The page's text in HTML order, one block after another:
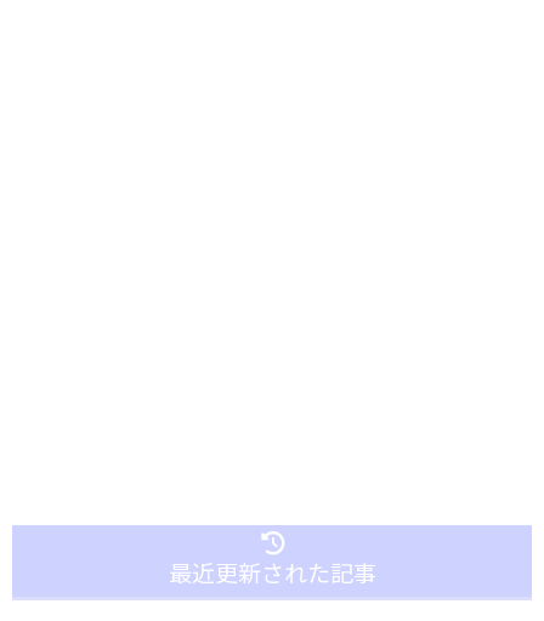
最近更新された記事